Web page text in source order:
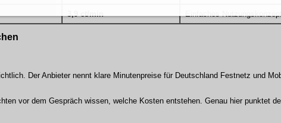
3,9 ct/min Einfaches
Der Anbieter nennt klare Minutenpreise für Deutschland Festnetz und
vor dem Gespräch wissen, welche Kosten entstehen. Genau hier punktet